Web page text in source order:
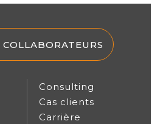
COLLABORATEURS
Consulting
Cas clients
Carrière